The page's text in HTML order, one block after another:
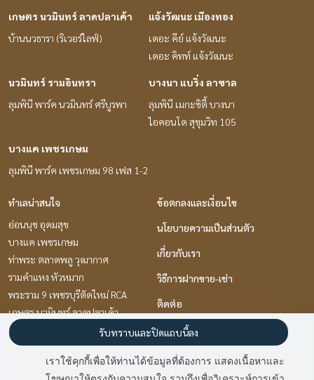
เกษตร นวมินทร์ ลาดปลาเค้า
บ้านนวธารา (ริเวอร์ไลฟ์)
แจ้งวัฒนะ เมืองทอง
เดอะ คีย์ แจ้งวัฒนะ
เดอะ คิทท์ แจ้งวัฒนะ
นวมินทร์ รามอินทรา
ลุมพินี พาร์ค นวมินทร์ ศรีบูรพา
บางนา แบริ่ง ลาซาล
ลุมพินี เมกะซิตี้ บางนา
ไอคอนโด สุขุมวิท 105
บางแค เพชรเกษม
ลุมพินี พาร์ค เพชรเกษม 98 เฟส 1-2
ทำเลน่าสนใจ
อ่อนนุช อุดมสุข
บางแค เพชรเกษม
ท่าพระ ตลาดพลู วุฒากาศ
รามคำแหง หัวหมาก
พระราม 9 เพชรบุรีตัดใหม่ RCA
เกษตร นวมินทร์ ลาดปลาเค้า
ปิ่นเกล้า จรัญสนิทวงศ์
แจ้งวัฒนะ เมืองทอง
นวมินทร์ รามอินทรา
ข้อตกลงและเงื่อนไข
นโยบายความเป็นส่วนตัว
เกี่ยวกับเรา
วิธีการฝากขาย-เช่า
ติดต่อ
เราใช้คุกกี้เพื่อให้ท่านได้ข้อมูลที่ต้องการ แสดงเนื้อหาและ
รับทราบและปิดแถบนี้ลง